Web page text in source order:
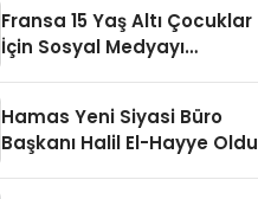
Fransa 15 Yaş Altı Çocuklar
İçin Sosyal Medyayı
Hamas Yeni Siyasi Büro
Başkanı Halil El-Hayye Oldu